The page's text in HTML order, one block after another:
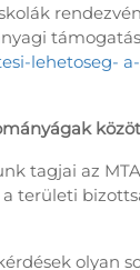
lehetoseg-
tagjai az
területi
olyan